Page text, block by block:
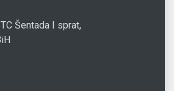
Šentada I sprat,